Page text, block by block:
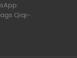
Qiqi-